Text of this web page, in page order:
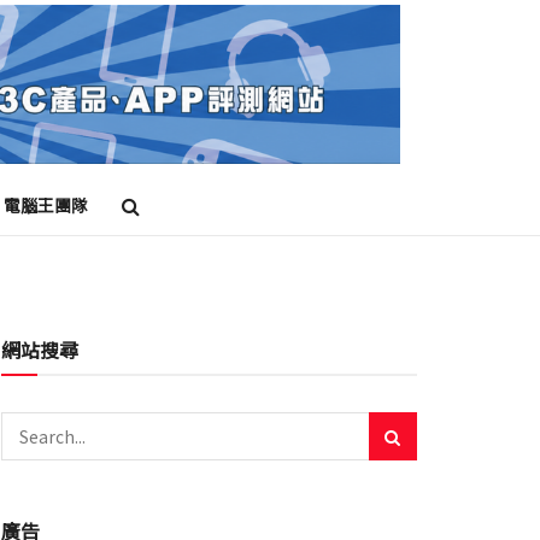
電腦王團隊
網站搜尋
廣告